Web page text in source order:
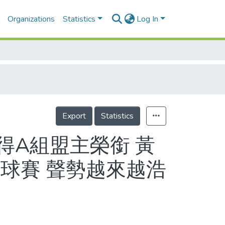
Organizations Statistics Log In
Export Statistics
A組盟主榮銜 黃
賽 聲勢越來越浩